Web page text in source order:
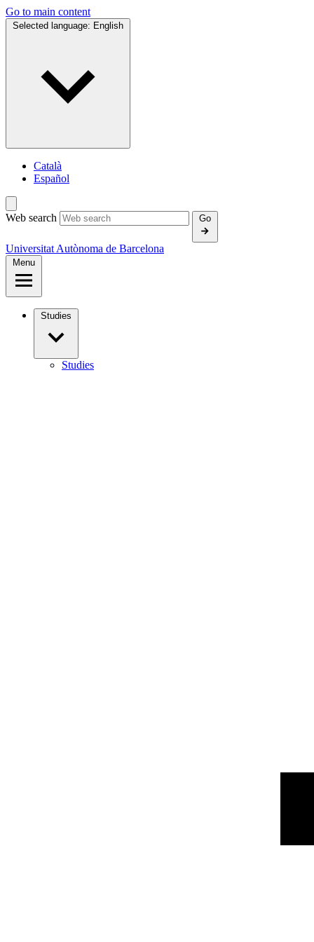
Go to main content
Selected language: English
Català
Español
Web search Go
Universitat Autònoma de Barcelona
Menu
Studies
Studies